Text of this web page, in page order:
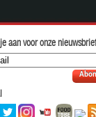
aan voor onze